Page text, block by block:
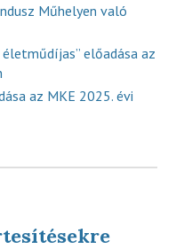
Műhelyen való
előadása az
az MKE 2025. évi